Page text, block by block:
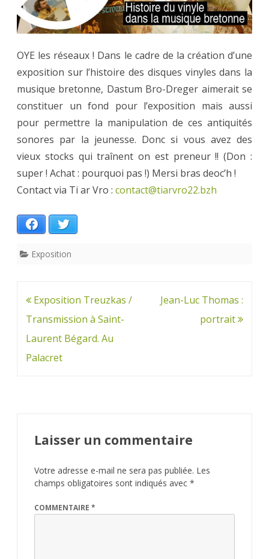
OYE les réseaux ! Dans le cadre de la création d’une
exposition sur l’histoire des disques vinyles dans la
musique bretonne, Dastum Bro-Dreger aimerait se
constituer un fond pour l’exposition mais aussi
pour permettre la manipulation de ces antiquités
sonores par la jeunesse. Donc si vous avez des
vieux stocks qui traînent on est preneur !! (Don :
super ! Achat : pourquoi pas !) Mersi bras deoc’h !
Contact via Ti ar Vro : contact@tiarvro22.bzh
Facebook
Exposition
Navigation
de
l’article
Exposition Treuzkas /
Transmission à Saint-
Laurent Bégard. Au
Palacret
Jean-Luc Thomas :
portrait
Laisser un commentaire
Votre adresse e-mail ne sera pas publiée. Les
champs obligatoires sont indiqués avec *
COMMENTAIRE *